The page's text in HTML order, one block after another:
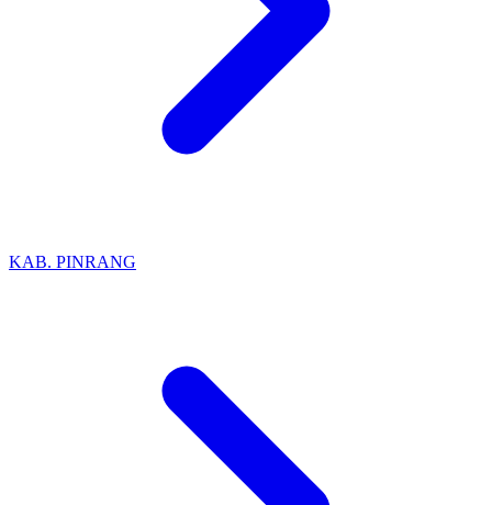
KAB. PINRANG